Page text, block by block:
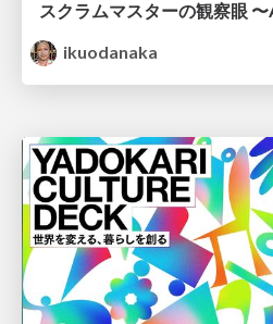
ikuodanaka